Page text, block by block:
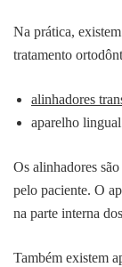
Na prática,
tratamento
alinhadores
aparelho
Os alinhadores
pelo paciente. O
na parte interna
Também existem